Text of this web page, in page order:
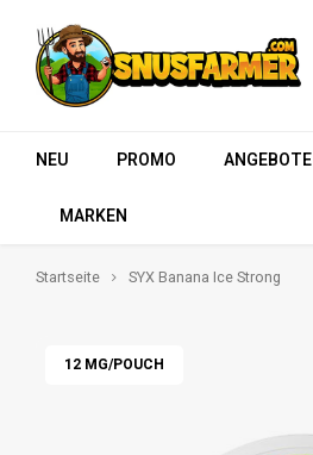
NEU PROMO ANGEBOTE
MARKEN
Startseite SYX Banana Ice Strong
12 MG/POUCH